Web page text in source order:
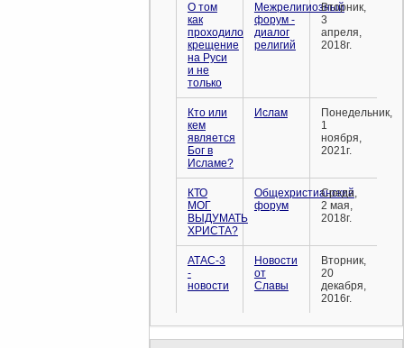
О том
как
проходило
крещение
на Руси
и не
только
Межрелигиозный
форум -
диалог
религий
Вторник,
3
апреля,
2018г.
Кто или
кем
является
Бог в
Исламе?
Ислам
Понедельник,
1
ноября,
2021г.
КТО
МОГ
ВЫДУМАТЬ
ХРИСТА?
Общехристианский
форум
Среда,
2 мая,
2018г.
АТАС-3
-
новости
Новости
от
Славы
Вторник,
20
декабря,
2016г.